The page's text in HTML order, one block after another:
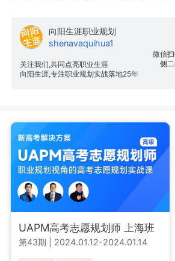
微信
侧
向阳生涯职业规划
shenavaquihua1
关注我们,共同点亮职业生涯
向阳生涯,专注职业规划实战落地25年
UAPM高考志愿规划师 上海班
第43期 2024.01.12-2024.01.14